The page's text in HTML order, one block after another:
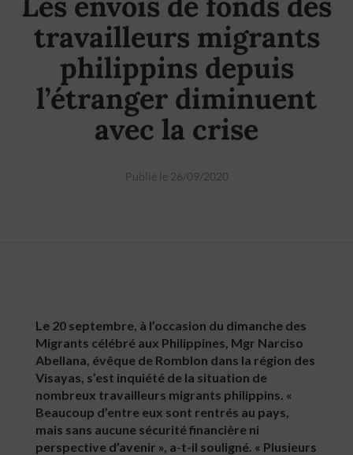
travailleurs migrants
philippins depuis
l’étranger diminuent
avec la crise
Publié le 26/09/2020
Le 20 septembre, à l’occasion du dimanche des
Migrants célébré aux Philippines, Mgr Narciso
Abellana, évêque de Romblon dans la région des
Visayas, s’est inquiété de la situation de
nombreux travailleurs migrants philippins. «
Beaucoup d’entre eux sont rentrés au pays,
mais sans aucune sécurité financière ni
perspective d’avenir », a-t-il souligné. « Plusieurs